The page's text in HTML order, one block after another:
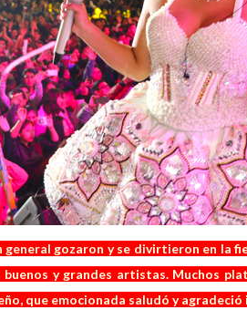
general gozaron y se divirtieron en la
buenos y grandes artistas. Muchos
que emocionada saludó y